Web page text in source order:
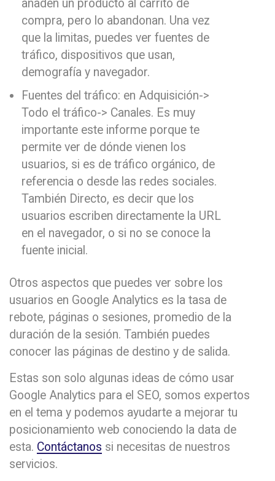
añaden un producto al carrito de
compra, pero lo abandonan. Una vez
que la limitas, puedes ver fuentes de
tráfico, dispositivos que usan,
demografía y navegador.
Fuentes del tráfico: en Adquisición->
Todo el tráfico-> Canales. Es muy
importante este informe porque te
permite ver de dónde vienen los
usuarios, si es de tráfico orgánico, de
referencia o desde las redes sociales.
También Directo, es decir que los
usuarios escriben directamente la URL
en el navegador, o si no se conoce la
fuente inicial.
Otros aspectos que puedes ver sobre los
usuarios en Google Analytics es la tasa de
rebote, páginas o sesiones, promedio de la
duración de la sesión. También puedes
conocer las páginas de destino y de salida.
Estas son solo algunas ideas de cómo usar
Google Analytics para el SEO, somos expertos
en el tema y podemos ayudarte a mejorar tu
posicionamiento web conociendo la data de
esta. Contáctanos si necesitas de nuestros
servicios.